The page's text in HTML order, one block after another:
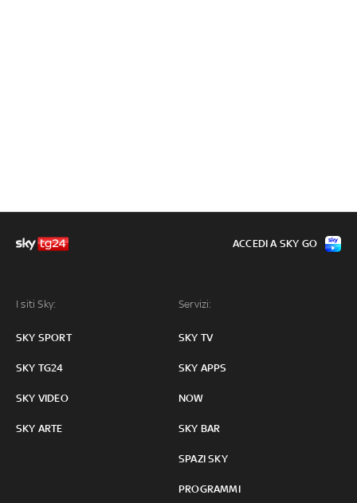
I siti Sky:
SKY SPORT
SKY TG24
SKY VIDEO
SKY ARTE
Servizi:
SKY TV
SKY APPS
NOW
SKY BAR
SPAZI SKY
PROGRAMMI
ACCEDI A SKY GO